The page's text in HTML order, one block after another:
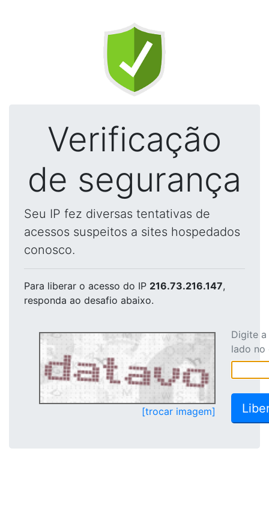
Verificação
de segurança
Seu IP fez diversas tentativas de
acessos suspeitos a sites hospedados
conosco.
Para liberar o acesso do IP 216.73.216.147,
responda ao desafio abaixo.
[trocar imagem]
Digite
lado no